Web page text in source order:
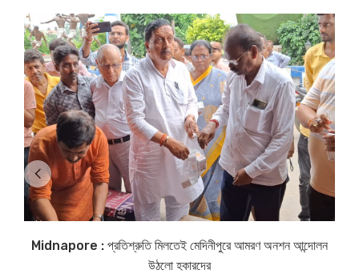
Midnapore : প্রতিশ্রুতি মিলতেই মেদিনীপুরে আমরণ অনশন আন্দোলন
উঠলো হকারদের